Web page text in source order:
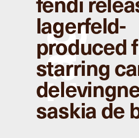
t
a
g
lagerfeld-
produced
starring
saskia de